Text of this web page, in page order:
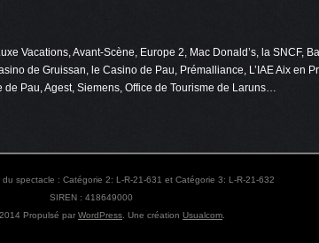
Vacations, Avant-Scène, Europe 2, Mac Donald’s, la SNCF,
de Gruissan, le Casino de Pau, Prémalliance, L’IAE Aix en
Pau, Agest, Siemens, Office de Tourisme de Laruns…
spectacle : Catégorie 2: L-R-21-631 et Catégorie 3: L-R-21-632
SIREN : 418649000
Propulsé par WordPress . Une création Usualcom